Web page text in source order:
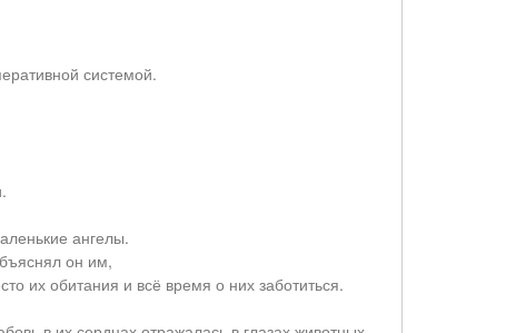
системой.
ангелы.
он им,
их обитания и всё время о них заботиться.